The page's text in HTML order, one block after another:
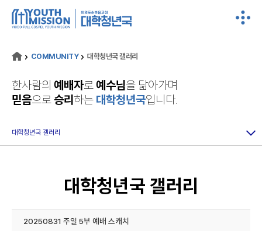
COMMUNITY 대학청년국 갤러리
한사람의 예배자로예수님을 닮아가며
믿음으로승리 하는 대학청년국입니다.
대학청년국 갤러리
대학청년국 갤러리
20250831 주일 5부 예배 스캐치